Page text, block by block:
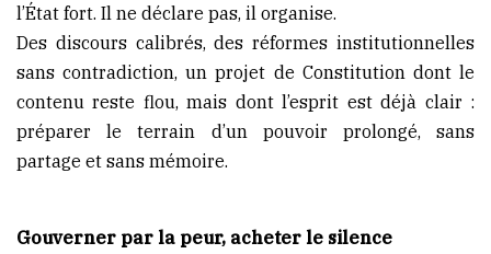
l’État fort. Il ne déclare pas, il organise.
Des discours calibrés, des réformes institutionnelles
sans contradiction, un projet de Constitution dont le
contenu reste flou, mais dont l’esprit est déjà clair :
préparer le terrain d’un pouvoir prolongé, sans
partage et sans mémoire.
Gouverner par la peur, acheter le silence